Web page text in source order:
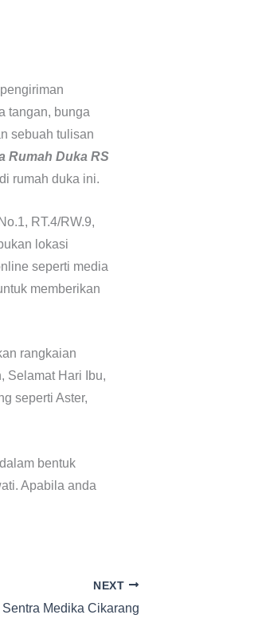
tangan, bunga
sebuah tulisan
Rumah Duka RS
rumah duka ini.
RT.4/RW.9,
lokasi
seperti media
memberikan
rangkaian
Selamat Hari Ibu,
seperti Aster,
bentuk
Apabila anda
NEXT
Medika Cikarang